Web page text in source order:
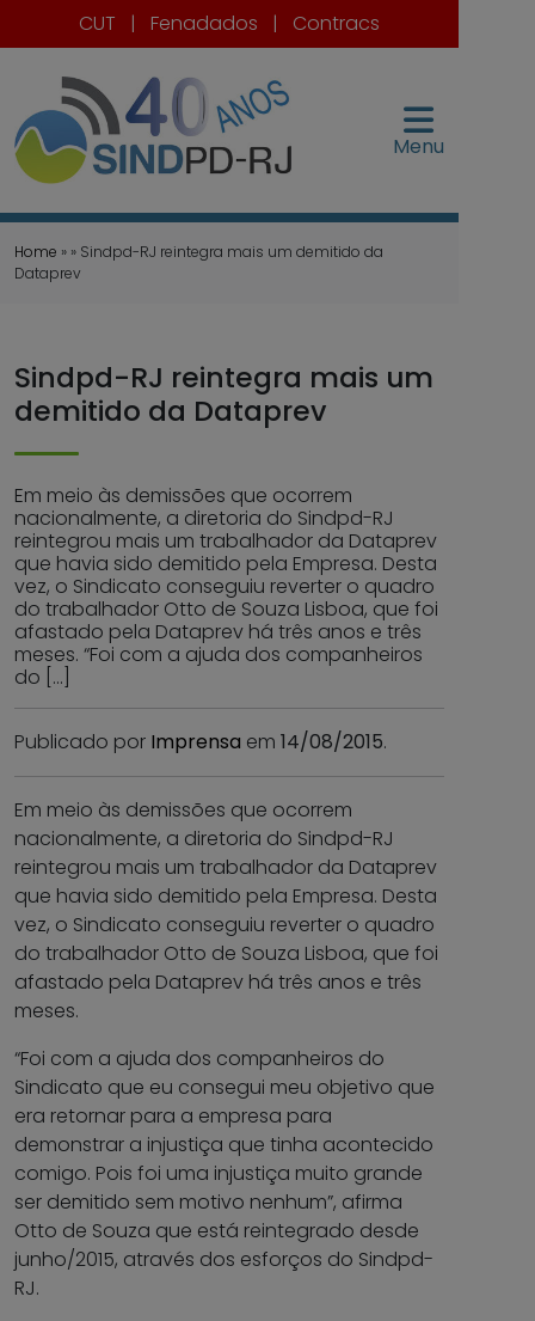
CUT | Fenadados | Contracs
Menu
Home » » Sindpd-RJ reintegra mais um demitido da
Dataprev
Sindpd-RJ reintegra mais um
demitido da Dataprev
Em meio às demissões que ocorrem
nacionalmente, a diretoria do Sindpd-RJ
reintegrou mais um trabalhador da Dataprev
que havia sido demitido pela Empresa. Desta
vez, o Sindicato conseguiu reverter o quadro
do trabalhador Otto de Souza Lisboa, que foi
afastado pela Dataprev há três anos e três
meses. “Foi com a ajuda dos companheiros
do […]
Publicado por Imprensa em 14/08/2015.
Em meio às demissões que ocorrem
nacionalmente, a diretoria do Sindpd-RJ
reintegrou mais um trabalhador da Dataprev
que havia sido demitido pela Empresa. Desta
vez, o Sindicato conseguiu reverter o quadro
do trabalhador Otto de Souza Lisboa, que foi
afastado pela Dataprev há três anos e três
meses.
“Foi com a ajuda dos companheiros do
Sindicato que eu consegui meu objetivo que
era retornar para a empresa para
demonstrar a injustiça que tinha acontecido
comigo. Pois foi uma injustiça muito grande
ser demitido sem motivo nenhum”, afirma
Otto de Souza que está reintegrado desde
junho/2015, através dos esforços do Sindpd-
RJ.